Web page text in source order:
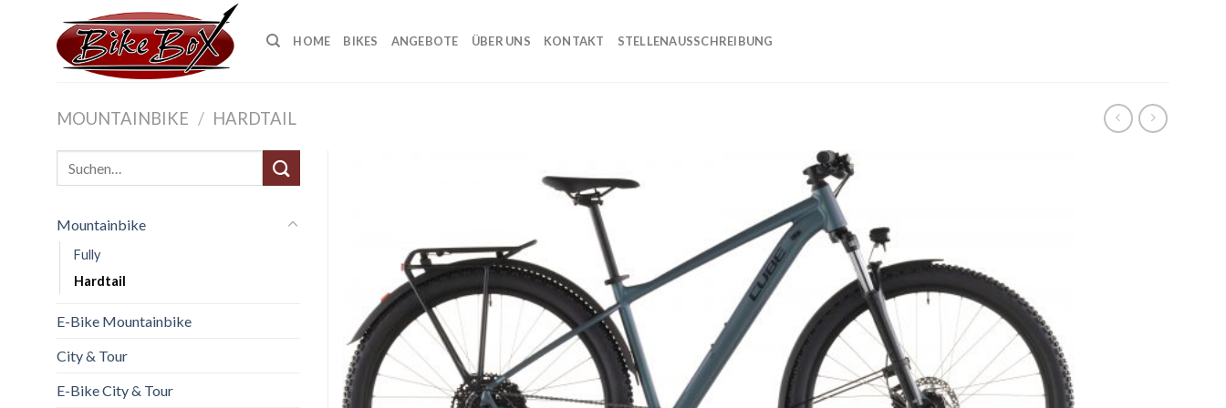
HOME BIKES ANGEBOTE ÜBER UNS KONTAKT STELLENAUSSCHREIBUNG
MOUNTAINBIKE / HARDTAIL
Mountainbike
Fully
Hardtail
E-Bike Mountainbike
City & Tour
E-Bike City & Tour